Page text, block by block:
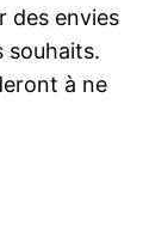
des envies
souhaits.
à ne